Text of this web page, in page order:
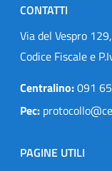
CONTATTI
Via del Vespro
Codice Fiscale e
Centralino:091
Pec:
PAGINE UTILI